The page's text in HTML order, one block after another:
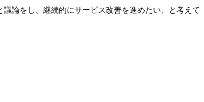
論をし、継続的にサービス改善を進めたい、と考えて